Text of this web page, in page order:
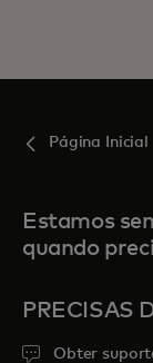
Página Inicial
Estamos
quando
PRECISAS
Obter